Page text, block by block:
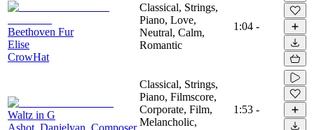
Beethoven Fur
Elise
CrowHat
Classical, Strings,
Piano, Love,
Neutral, Calm,
Romantic
1:04 -
Waltz in G
Ashot_Danielyan_Composer
Classical, Strings,
Piano, Filmscore,
Corporate, Film,
Melancholic,
1:53 -